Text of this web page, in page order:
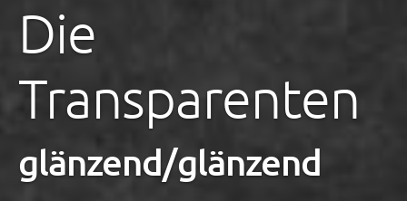
Die
Transparenten
glänzend/glänzend